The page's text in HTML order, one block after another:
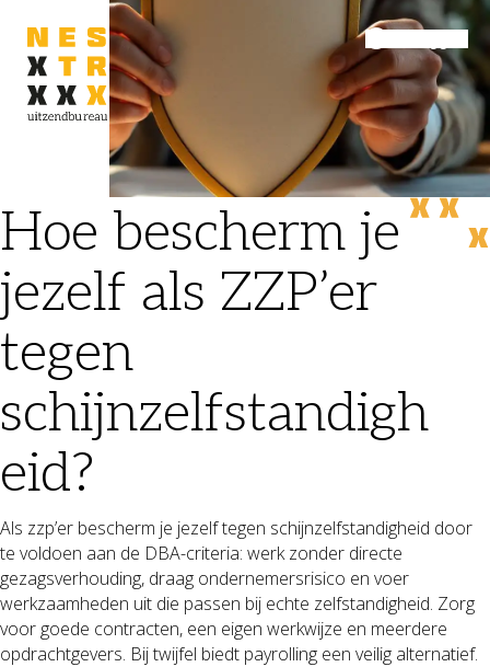
Hoe bescherm je
jezelf als ZZP’er
tegen
schijnzelfstandigh
eid?
Als zzp’er bescherm je jezelf tegen schijnzelfstandigheid door
te voldoen aan de DBA-criteria: werk zonder directe
gezagsverhouding, draag ondernemersrisico en voer
werkzaamheden uit die passen bij echte zelfstandigheid. Zorg
voor goede contracten, een eigen werkwijze en meerdere
opdrachtgevers. Bij twijfel biedt payrolling een veilig alternatief.